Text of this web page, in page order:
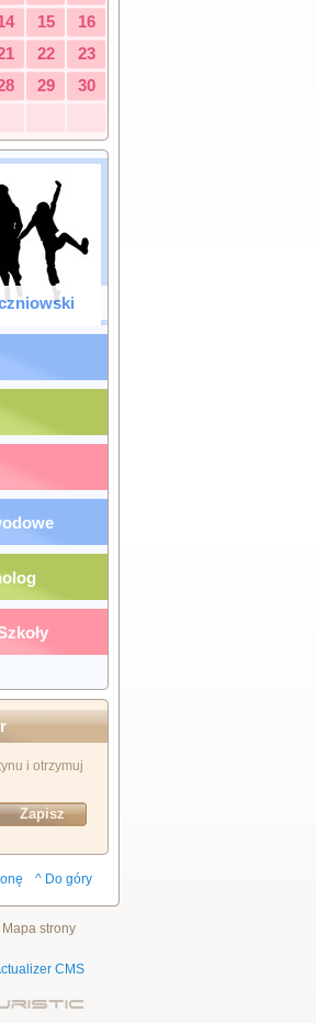
15
16
22
23
29
30
i otrzymuj
^ Do góry
Mapa strony
CMS